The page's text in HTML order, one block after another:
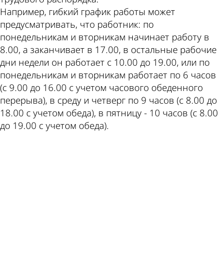
Например, гибкий график работы может
предусматривать, что работник: по
понедельникам и вторникам начинает работу в
8.00, а заканчивает в 17.00, в остальные рабочие
дни недели он работает с 10.00 до 19.00, или по
понедельникам и вторникам работает по 6 часов
(с 9.00 до 16.00 с учетом часового обеденного
перерыва), в среду и четверг по 9 часов (с 8.00 до
18.00 с учетом обеда), в пятницу - 10 часов (с 8.00
до 19.00 с учетом обеда).